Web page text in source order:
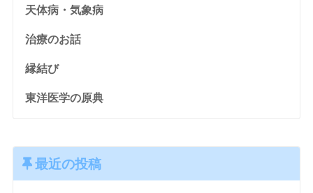
天体病・気象病
治療のお話
縁結び
東洋医学の原典
最近の投稿